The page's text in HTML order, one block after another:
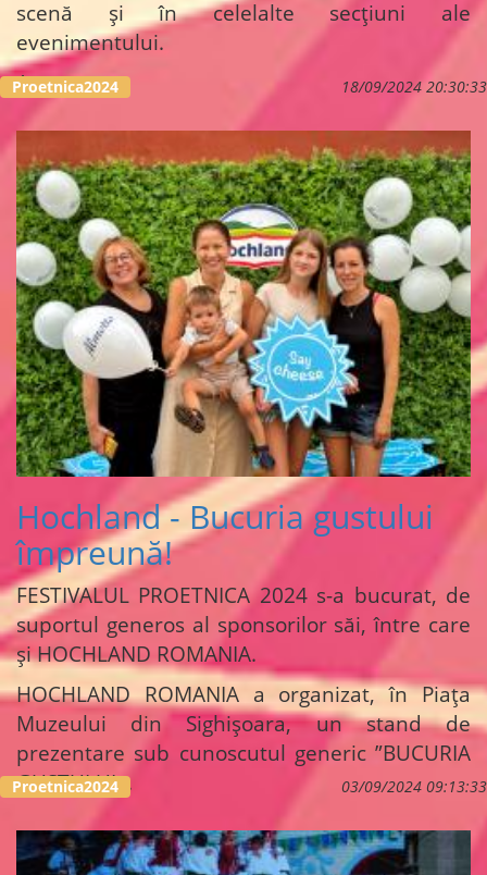
scenă și în celelalte secțiuni ale
evenimentului.
Acestea...
18/09/2024 20:30:33
Proetnica2024
Hochland - Bucuria gustului
împreună!
FESTIVALUL PROETNICA 2024 s-a bucurat, de
suportul generos al sponsorilor săi, între care
și HOCHLAND ROMANIA.
HOCHLAND ROMANIA a organizat, în Piața
Muzeului din Sighișoara, un stand de
prezentare sub cunoscutul generic ”BUCURIA
GUSTULUI...
03/09/2024 09:13:33
Proetnica2024